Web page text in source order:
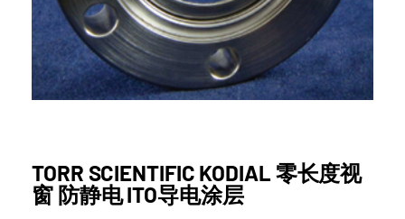
TORR SCIENTIFIC KODIAL 零长度视
窗 防静电 ITO导电涂层